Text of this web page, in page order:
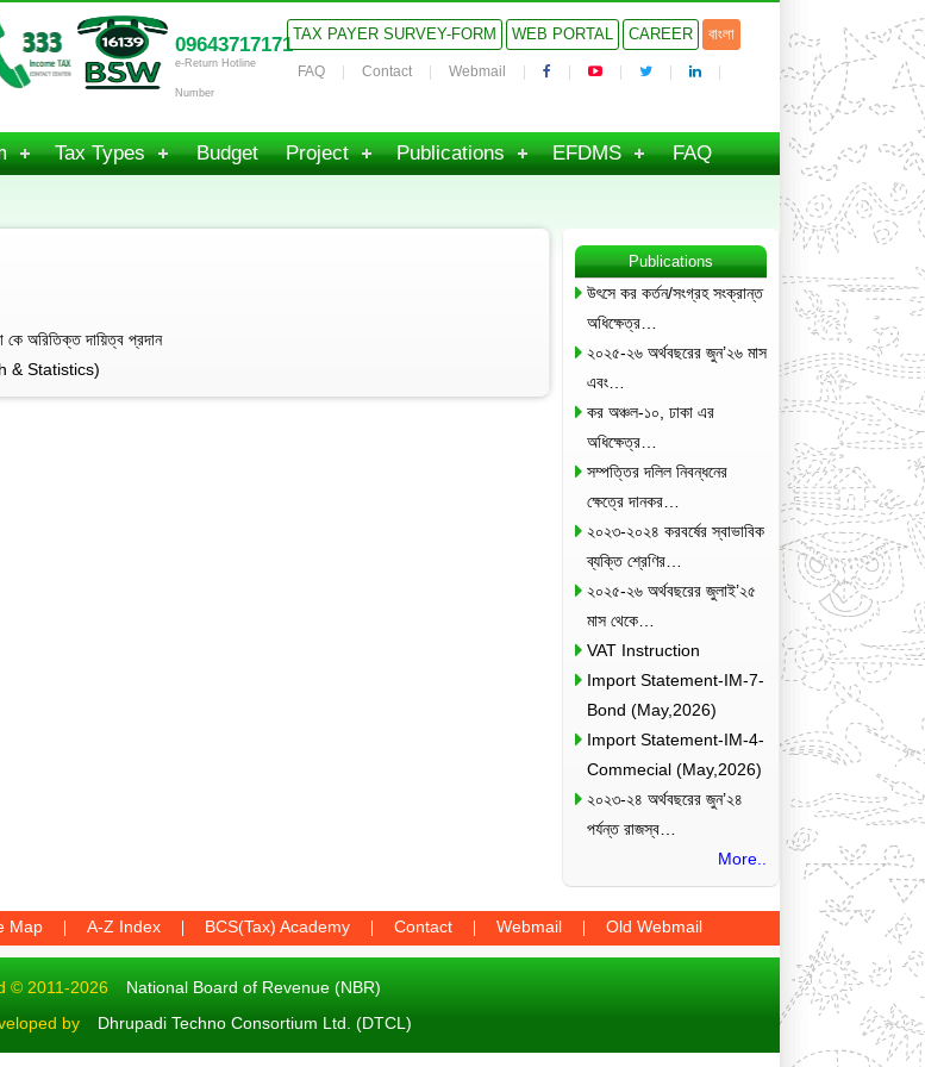
09643717171
e-Return Hotline
Number
TAX PAYER SURVEY-FORM WEB PORTAL CAREER বাংলা
FAQ Contact Webmail
Tax Types Budget Project Publications EFDMS FAQ
অরিতিক্ত দায়িত্ব প্রদান
& Statistics)
Publications
উৎসে কর কর্তন/সংগ্রহ সংক্রান্ত
অধিক্ষেত্র…
২০২৫-২৬ অর্থবছরের জুন’২৬ মাস
এবং…
কর অঞ্চল-১০, ঢাকা এর
অধিক্ষেত্র…
সম্পত্তির দলিল নিবন্ধনের
ক্ষেত্রে দানকর…
২০২৩-২০২৪ করবর্ষের স্বাভাবিক
ব্যক্তি শ্রেণির…
২০২৫-২৬ অর্থবছরের জুলাই’২৫
মাস থেকে…
VAT Instruction
Import Statement-IM-7-
Bond (May,2026)
Import Statement-IM-4-
Commecial (May,2026)
২০২৩-২৪ অর্থবছরের জুন’২৪
পর্যন্ত রাজস্ব…
More..
Map A-Z Index BCS(Tax) Academy Contact Webmail Old Webmail
© 2011-2026 National Board of Revenue (NBR)
by Dhrupadi Techno Consortium Ltd. (DTCL)